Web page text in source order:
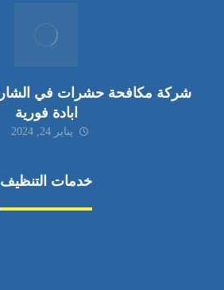
ابادة فورية
يناير 24, 2024
خدمات التنظيف